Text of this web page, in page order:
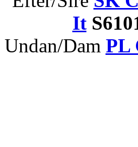
It
Undan/Dam PL